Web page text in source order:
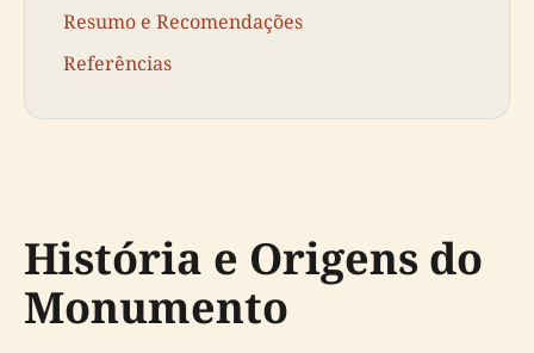
Resumo e Recomendações
Referências
História e Origens do
Monumento